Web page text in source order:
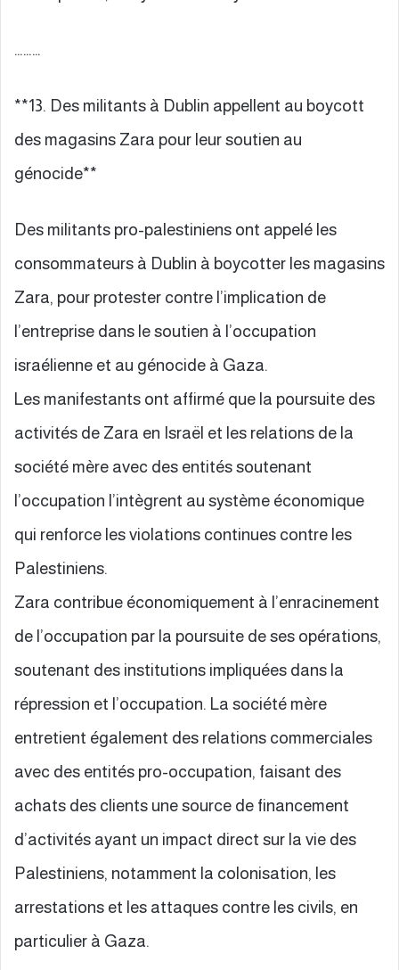
………
**13. Des militants à Dublin appellent au boycott
des magasins Zara pour leur soutien au
génocide**
Des militants pro-palestiniens ont appelé les
consommateurs à Dublin à boycotter les magasins
Zara, pour protester contre l’implication de
l’entreprise dans le soutien à l’occupation
israélienne et au génocide à Gaza.
Les manifestants ont affirmé que la poursuite des
activités de Zara en Israël et les relations de la
société mère avec des entités soutenant
l’occupation l’intègrent au système économique
qui renforce les violations continues contre les
Palestiniens.
Zara contribue économiquement à l’enracinement
de l’occupation par la poursuite de ses opérations,
soutenant des institutions impliquées dans la
répression et l’occupation. La société mère
entretient également des relations commerciales
avec des entités pro-occupation, faisant des
achats des clients une source de financement
d’activités ayant un impact direct sur la vie des
Palestiniens, notamment la colonisation, les
arrestations et les attaques contre les civils, en
particulier à Gaza.